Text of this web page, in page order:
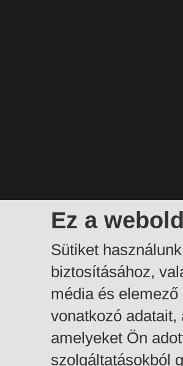
Ez a
Sütiket
biztosításához,
média és
vonatkozó
amelyeket Ön
szolgáltatásokból